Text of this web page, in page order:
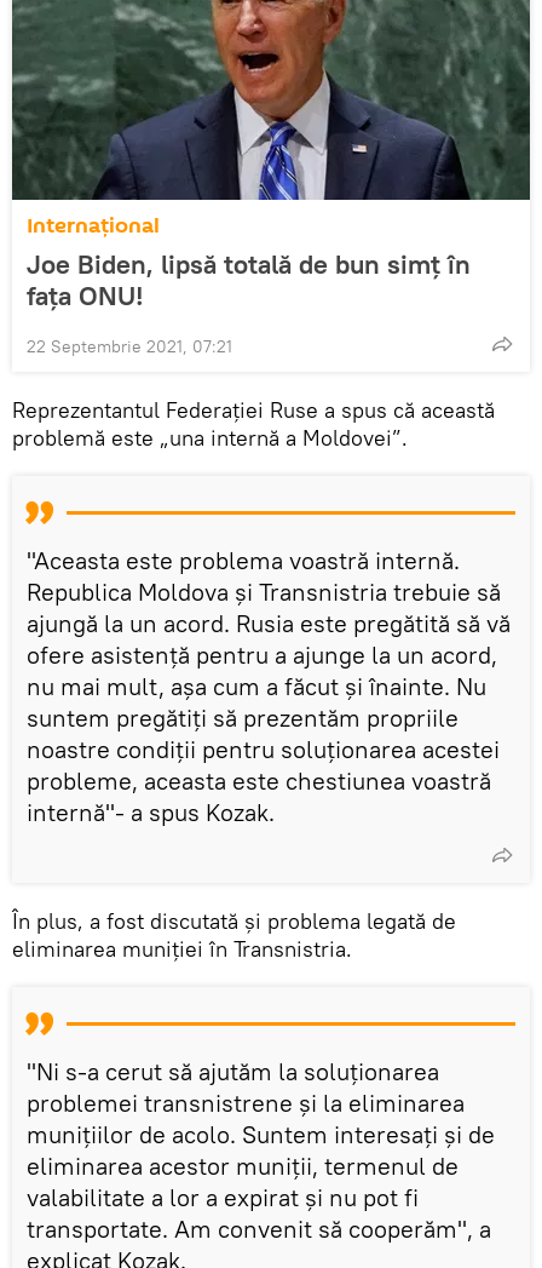
Internaţional
Joe Biden, lipsă totală de bun simț în
fața ONU!
22 Septembrie 2021, 07:21
Reprezentantul Federației Ruse a spus că această
problemă este „una internă a Moldovei”.
"Aceasta este problema voastră internă.
Republica Moldova și Transnistria trebuie să
ajungă la un acord. Rusia este pregătită să vă
ofere asistență pentru a ajunge la un acord,
nu mai mult, așa cum a făcut și înainte. Nu
suntem pregătiți să prezentăm propriile
noastre condiții pentru soluționarea acestei
probleme, aceasta este chestiunea voastră
internă"- a spus Kozak.
În plus, a fost discutată și problema legată de
eliminarea muniției în Transnistria.
"Ni s-a cerut să ajutăm la soluționarea
problemei transnistrene și la eliminarea
munițiilor de acolo. Suntem interesați și de
eliminarea acestor muniții, termenul de
valabilitate a lor a expirat și nu pot fi
transportate. Am convenit să cooperăm", a
explicat Kozak.